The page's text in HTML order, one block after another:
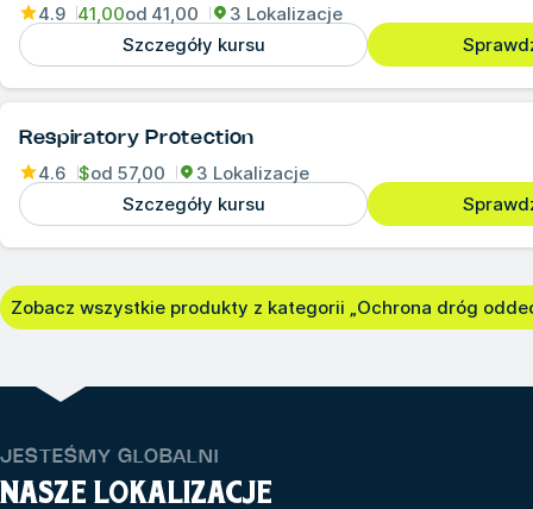
4.9 41,00od 41,00
3 Lokalizacje
Szczegóły kursu
Respiratory Protection
4.6 $od 57,00
3 Lokalizacje
Szczegóły kursu
Zobacz wszystkie produkty z kategorii „Ochrona dróg
JESTEŚMY GLOBALNI
NASZE LOKALIZACJE